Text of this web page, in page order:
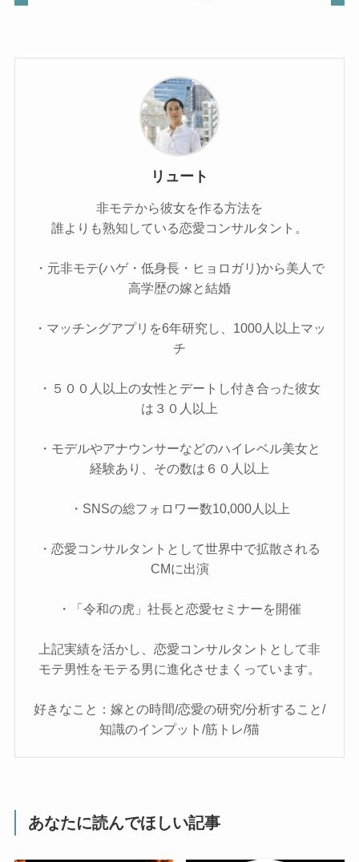
リュート
非モテから彼女を作る方法を
誰よりも熟知している恋愛コンサルタント。
・元非モテ(ハゲ・低身長・ヒョロガリ)から美人で
高学歴の嫁と結婚
・マッチングアプリを6年研究し、1000人以上マッ
チ
・５００人以上の女性とデートし付き合った彼女
は３０人以上
・モデルやアナウンサーなどのハイレベル美女と
経験あり、その数は６０人以上
・SNSの総フォロワー数10,000人以上
・恋愛コンサルタントとして世界中で拡散される
CMに出演
・「令和の虎」社長と恋愛セミナーを開催
上記実績を活かし、恋愛コンサルタントとして非
モテ男性をモテる男に進化させまくっています。
好きなこと：嫁との時間/恋愛の研究/分析すること/
知識のインプット/筋トレ/猫
あなたに読んでほしい記事